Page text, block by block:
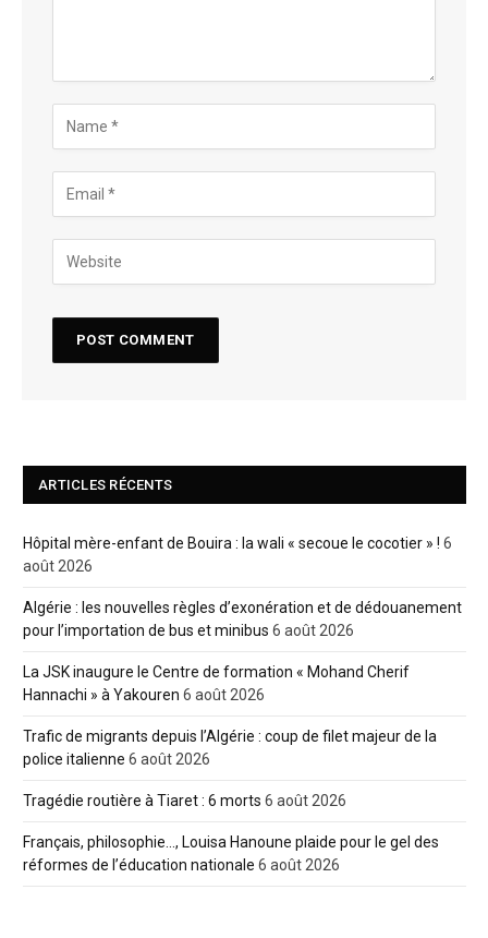
ARTICLES RÉCENTS
Hôpital mère-enfant de Bouira : la wali « secoue le cocotier » ! 6
août 2026
Algérie : les nouvelles règles d’exonération et de dédouanement
pour l’importation de bus et minibus 6 août 2026
La JSK inaugure le Centre de formation « Mohand Cherif
Hannachi » à Yakouren 6 août 2026
Trafic de migrants depuis l’Algérie : coup de filet majeur de la
police italienne 6 août 2026
Tragédie routière à Tiaret : 6 morts 6 août 2026
Français, philosophie…, Louisa Hanoune plaide pour le gel des
réformes de l’éducation nationale 6 août 2026